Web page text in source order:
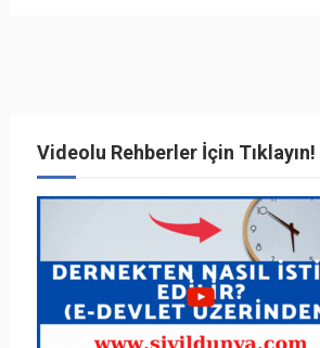
Videolu Rehberler İçin Tıklayın!